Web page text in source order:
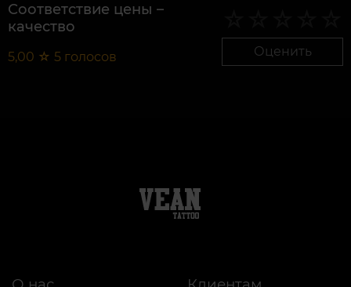
Соответствие цены –
качество
5,00 ☆ 5 голосов Оценить